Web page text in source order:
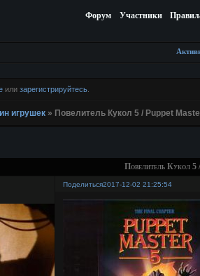
Форум Участники
или зарегистрируйтесь.
игрушек » Повелитель Кукол 5 / Puppet
Повелитель Кукол
Поделиться2017-12-02 21:25:54